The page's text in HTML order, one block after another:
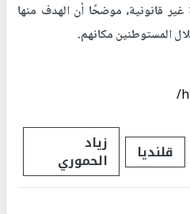
قانونية، موضحًا أن الهدف منها
المستوطنين مكانهم.
قلنديا زياد
الحموري